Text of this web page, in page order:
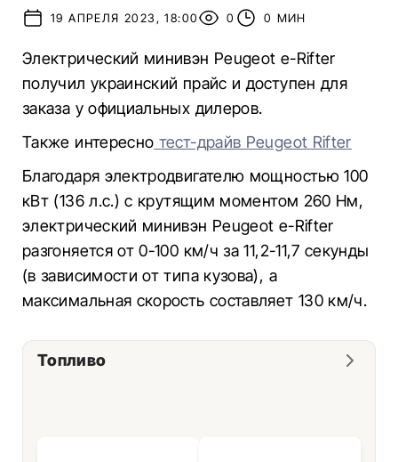
19 АПРЕЛЯ 2023, 18:00
0 0 МИН
Электрический минивэн Peugeot e-Rifter
получил украинский прайс и доступен для
заказа у официальных дилеров.
Также интересно тест-драйв Peugeot Rifter
Благодаря электродвигателю мощностью 100
кВт (136 л.с.) с крутящим моментом 260 Нм,
электрический минивэн Peugeot e-Rifter
разгоняется от 0-100 км/ч за 11,2-11,7 секунды
(в зависимости от типа кузова), а
максимальная скорость составляет 130 км/ч.
Топливо